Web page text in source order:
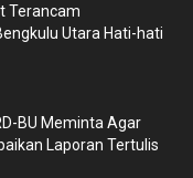
Terancam
Utara Hati-hati
BU Meminta Agar
Laporan Tertulis